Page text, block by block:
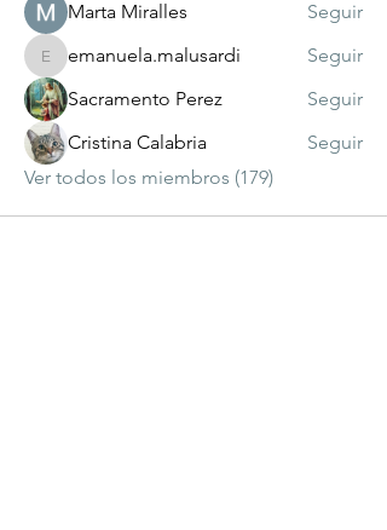
Marta Miralles
Seguir
emanuela.malusardi
emanuela.malusardi
Seguir
Sacramento Perez
Seguir
Cristina Calabria
Seguir
Ver todos los miembros (179)